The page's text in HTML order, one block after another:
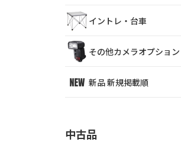
イントレ・台車
その他カメラオプション
新品 新規掲載順
中古品